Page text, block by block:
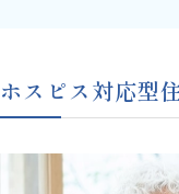
ホスピス対応型